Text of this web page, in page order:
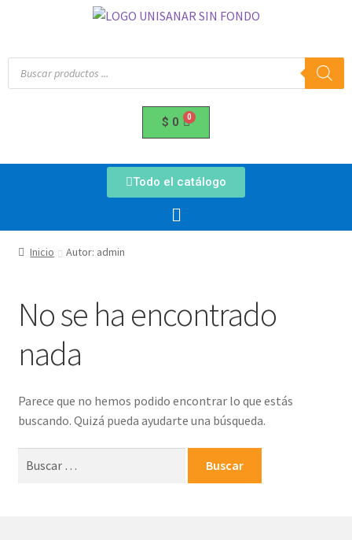
$ 0
Todo el catálogo
Inicio Autor: admin
No se ha encontrado
nada
Parece que no hemos podido encontrar lo que estás
buscando. Quizá pueda ayudarte una búsqueda.